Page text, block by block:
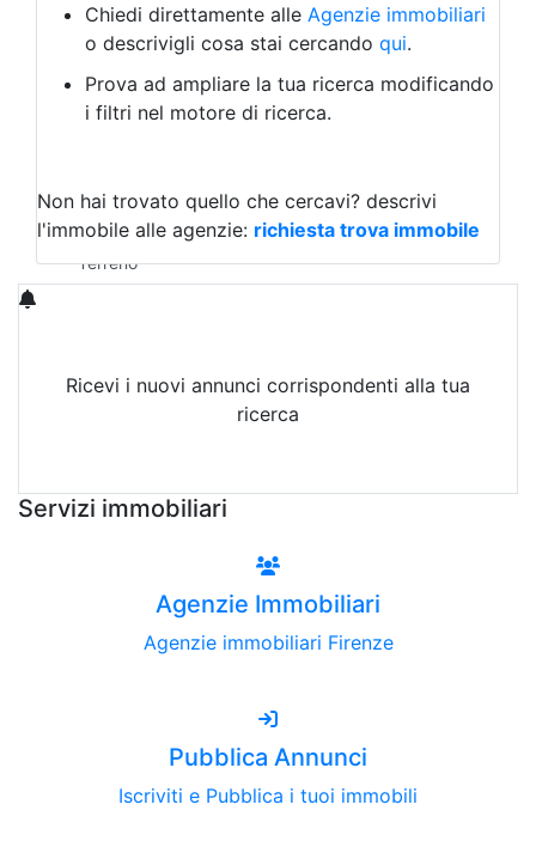
Albergo
Laboratorio Artigianale
Negozio/locale commerciale
Agriturismo
Magazzini
Qualsiasi
Terreno edificabile
Terreno
Chiedi direttamente alle Agenzie immobiliari
o descrivigli cosa stai cercando qui.
Prova ad ampliare la tua ricerca modificando
i filtri nel motore di ricerca.
Non hai trovato quello che cercavi? descrivi
l'immobile alle agenzie: richiesta trova immobile
Ricevi i nuovi annunci corrispondenti alla tua
ricerca
Servizi immobiliari
Agenzie Immobiliari
Agenzie immobiliari Firenze
Pubblica Annunci
Iscriviti e Pubblica i tuoi immobili